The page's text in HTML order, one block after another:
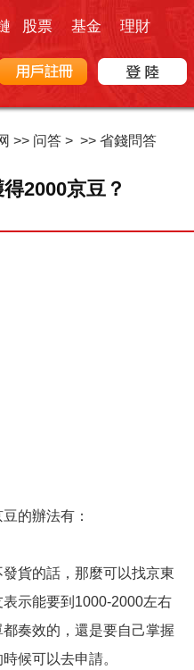
股票 基金 理財
>> 问答> >> 省錢問答
2000京豆？
的辦法有：
貨的話，那麼可以找京東
示能要到1000-2000左右
奏效的，還是要自己掌握
候可以去申請。